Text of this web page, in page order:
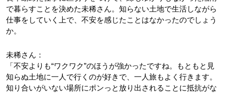
で暮らすことを決めた未稀さん。知らない土地で生活しながら
仕事をしていく上で、不安を感じたことはなかったのでしょう
か。
未稀さん：
「不安よりも“ワクワク”のほうが強かったですね。もともと見
知らぬ土地に一人で行くのが好きで、一人旅もよく行きます。
知り合いがいない場所にポンっと放り出されることに抵抗がな